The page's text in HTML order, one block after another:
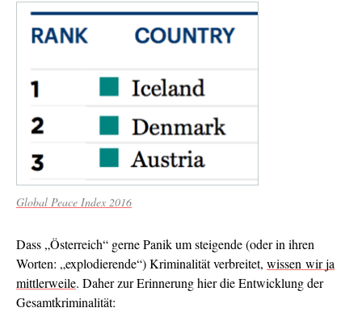
Global Peace Index 2016
Dass „Österreich“ gerne Panik um steigende (oder in ihren
Worten: „explodierende“) Kriminalität verbreitet, wissen wir ja
mittlerweile. Daher zur Erinnerung hier die Entwicklung der
Gesamtkriminalität: